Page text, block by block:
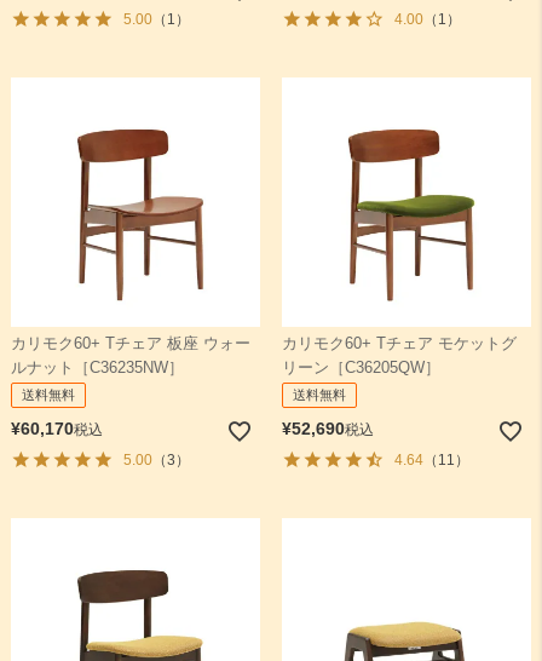
5.00（1）
4.00（1）
カリモク60+ Tチェア 板座 ウォー
ルナット［C36235NW］
送料無料
¥60,170税込
5.00（3）
カリモク60+ Tチェア モケットグ
リーン［C36205QW］
送料無料
¥52,690税込
4.64（11）